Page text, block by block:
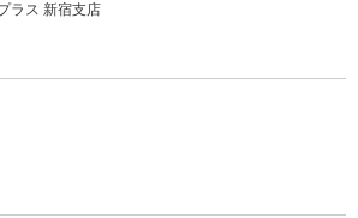
ラス 新宿支店